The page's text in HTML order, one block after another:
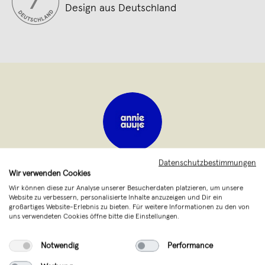
Design aus Deutschland
annieannie
München
Annie ist Art Director & freelance Web-
gestaltet bold & colorful Visuals – von
Datenschutzbestimmungen
Wir verwenden Cookies
Wir können diese zur Analyse unserer Besucherdaten platzieren, um unsere
Website zu verbessern, personalisierte Inhalte anzuzeigen und Dir ein
großartiges Website-Erlebnis zu bieten. Für weitere Informationen zu den von
uns verwendeten Cookies öffne bitte die Einstellungen.
Notwendig Performance